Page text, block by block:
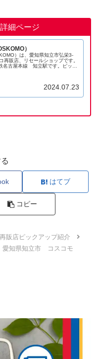
細ページ
）
）は、愛知県知立市弘栄3-
再販店、リセールショップです。
名古屋本線 知立駅です。ピック
2024.07.23
はてブ
コピー
再販店ピックアップ紹介
愛知県知立市 コスコモ